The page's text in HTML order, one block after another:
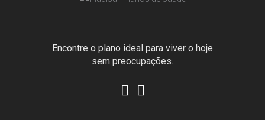
Encontre o plano ideal para viver o hoje
sem preocupações.